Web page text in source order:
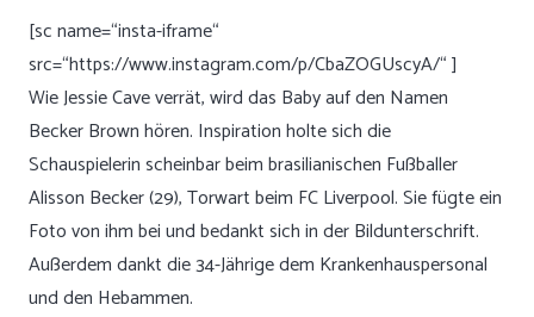
[sc name=“insta-iframe“
src=“https://www.instagram.com/p/CbaZOGUscyA/“ ]
Wie Jessie Cave verrät, wird das Baby auf den Namen
Becker Brown hören. Inspiration holte sich die
Schauspielerin scheinbar beim brasilianischen Fußballer
Alisson Becker (29), Torwart beim FC Liverpool. Sie fügte ein
Foto von ihm bei und bedankt sich in der Bildunterschrift.
Außerdem dankt die 34-Jährige dem Krankenhauspersonal
und den Hebammen.